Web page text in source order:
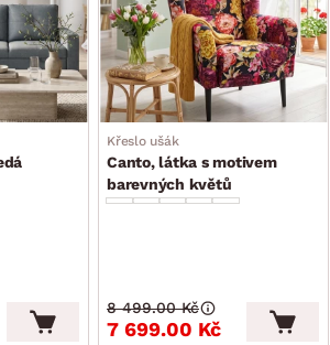
Křeslo ušák
Canto, látka s motivem
barevných květů
7 699.00 Kč
8 499.00 Kč